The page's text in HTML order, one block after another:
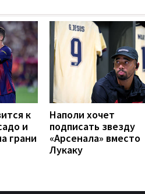
к
и
грани
Наполи хочет
подписать звезду
«Арсенала» вместо
Лукаку